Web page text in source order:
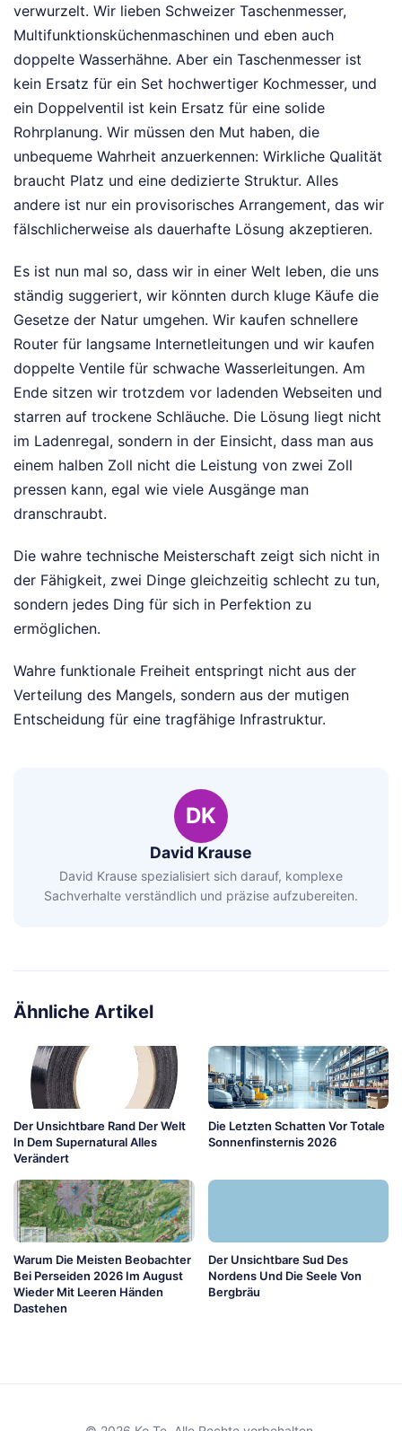
verwurzelt. Wir lieben Schweizer Taschenmesser,
Multifunktionsküchenmaschinen und eben auch
doppelte Wasserhähne. Aber ein Taschenmesser ist
kein Ersatz für ein Set hochwertiger Kochmesser, und
ein Doppelventil ist kein Ersatz für eine solide
Rohrplanung. Wir müssen den Mut haben, die
unbequeme Wahrheit anzuerkennen: Wirkliche Qualität
braucht Platz und eine dedizierte Struktur. Alles
andere ist nur ein provisorisches Arrangement, das wir
fälschlicherweise als dauerhafte Lösung akzeptieren.
Es ist nun mal so, dass wir in einer Welt leben, die uns
ständig suggeriert, wir könnten durch kluge Käufe die
Gesetze der Natur umgehen. Wir kaufen schnellere
Router für langsame Internetleitungen und wir kaufen
doppelte Ventile für schwache Wasserleitungen. Am
Ende sitzen wir trotzdem vor ladenden Webseiten und
starren auf trockene Schläuche. Die Lösung liegt nicht
im Ladenregal, sondern in der Einsicht, dass man aus
einem halben Zoll nicht die Leistung von zwei Zoll
pressen kann, egal wie viele Ausgänge man
dranschraubt.
Die wahre technische Meisterschaft zeigt sich nicht in
der Fähigkeit, zwei Dinge gleichzeitig schlecht zu tun,
sondern jedes Ding für sich in Perfektion zu
ermöglichen.
Wahre funktionale Freiheit entspringt nicht aus der
Verteilung des Mangels, sondern aus der mutigen
Entscheidung für eine tragfähige Infrastruktur.
DK
David Krause
David Krause spezialisiert sich darauf, komplexe
Sachverhalte verständlich und präzise aufzubereiten.
Ähnliche Artikel
Der Unsichtbare Rand Der Welt
In Dem Supernatural Alles
Verändert
Die Letzten Schatten Vor Totale
Sonnenfinsternis 2026
Warum Die Meisten Beobachter
Bei Perseiden 2026 Im August
Wieder Mit Leeren Händen
Dastehen
Der Unsichtbare Sud Des
Nordens Und Die Seele Von
Bergbräu